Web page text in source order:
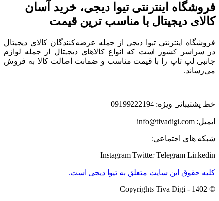
فروشگاه اینترنتی تیوا دیجی، خرید آسان
کالای دیجیتال با مناسب ترین قیمت
فروشگاه اینترنتی تیوا دیجی از جمله عرضه‌کنندگان کالای دیجیتال
در سراسر کشور است که انواع کالاهای دیجیتال از جمله لوازم
جانبی لپ تاپ را با قیمت مناسب و ضمانت اصالت کالا به فروش
می‌رساند.
خط پشتیبانی ویژه: 09199222194
ایمیل: info@tivadigi.com
شبکه های اجتماعی:
Instagram Twitter Telegram Linkedin
کلیه حقوق این سایت متعلق به تیوا دیجی است.
© Copyrights Tiva Digi - 1402